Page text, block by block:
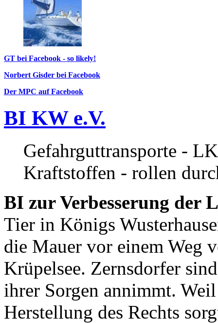
GT bei Facebook - so likely!
Norbert Gisder bei Facebook
Der MPC auf Facebook
BI KW e.V.
Gefahrguttransporte -
Kraftstoffen - rollen
BI zur Verbesserung der
Tier in Königs
die Mauer vor einem Weg
Krüpelsee. Zernsdorfer
ihrer Sorgen annimmt.
Herstellung des Rechts